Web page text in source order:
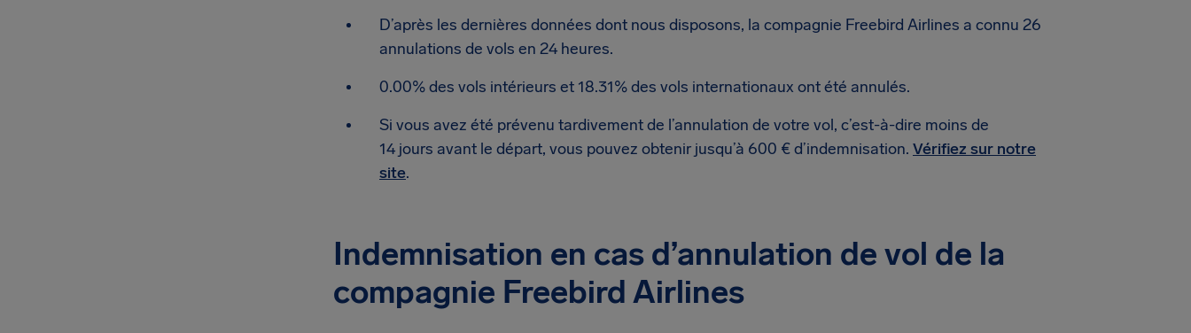
D’après les dernières données dont nous disposons, la compagnie Freebird Airlines a connu 26
annulations de vols en 24 heures.
0.00% des vols intérieurs et 18.31% des vols internationaux ont été annulés.
Si vous avez été prévenu tardivement de l’annulation de votre vol, c’est-à-dire moins de
14 jours avant le départ, vous pouvez obtenir jusqu’à 600 € d’indemnisation. Vérifiez sur notre
site.
Indemnisation en cas d’annulation de vol de la
compagnie Freebird Airlines